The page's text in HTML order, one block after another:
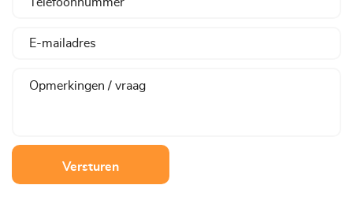
Versturen